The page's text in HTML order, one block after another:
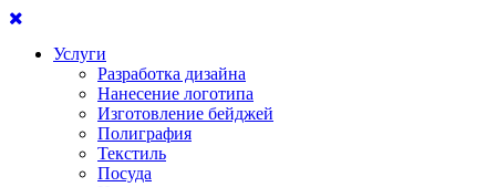
Услуги
Разработка дизайна
Нанесение логотипа
Изготовление бейджей
Полиграфия
Текстиль
Посуда